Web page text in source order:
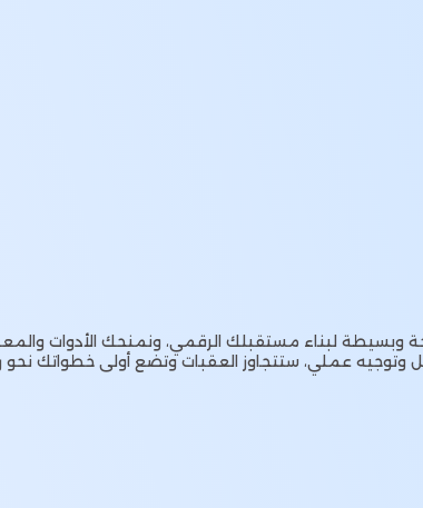
لبناء مستقبلك الرقمي، ونمنحك الأدوات
وتوجيه عملي، ستتجاوز العقبات وتضع أولى خطواتك نحو